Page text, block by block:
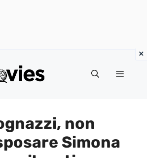
Menu
non
Simona